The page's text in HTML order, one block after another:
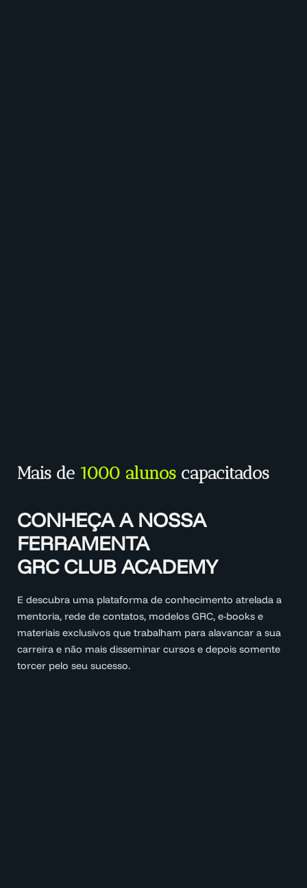
Mais de 1000 alunos capacitados
CONHEÇA A NOSSA
FERRAMENTA
GRC CLUB ACADEMY
E descubra uma plataforma de conhecimento atrelada a
mentoria, rede de contatos, modelos GRC, e-books e
materiais exclusivos que trabalham para alavancar a sua
carreira e não mais disseminar cursos e depois somente
torcer pelo seu sucesso.